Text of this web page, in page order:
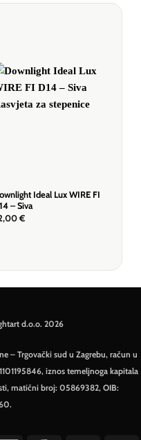
Ideal Lux WIRE FI
– Siva
€
d.o.o. 2026
– Trgovački sud u Zagrebu, račun u
iznos temeljnoga kapitala
matični broj: 05869382, OIB: